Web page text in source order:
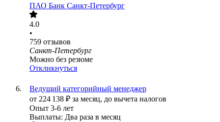
ПАО Банк Санкт-Петербург
4.0
•
759 отзывов
Санкт-Петербург
Можно без резюме
Откликнуться
Ведущий категорийный менеджер
от 224 138 ₽ за месяц, до вычета налогов
Опыт 3-6 лет
Выплаты: Два раза в месяц